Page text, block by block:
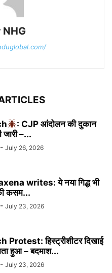
: CJP आंदोलन की दुकान
–...
- July 26, 2026
writes: ये नया गिद्ध भी
कसम...
- July 23, 2026
हिस्ट्रीशीटर दिखाई
हुआ – बदमाश...
- July 23, 2026